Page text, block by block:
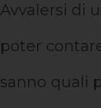
Avvalersi di
poter
sanno quali